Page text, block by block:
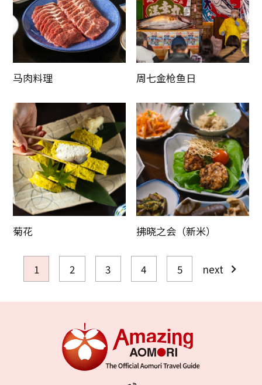
马肉料理 周七金枪鱼日
菊花 拂晓之会（新米）
1 2 3 4 5 next